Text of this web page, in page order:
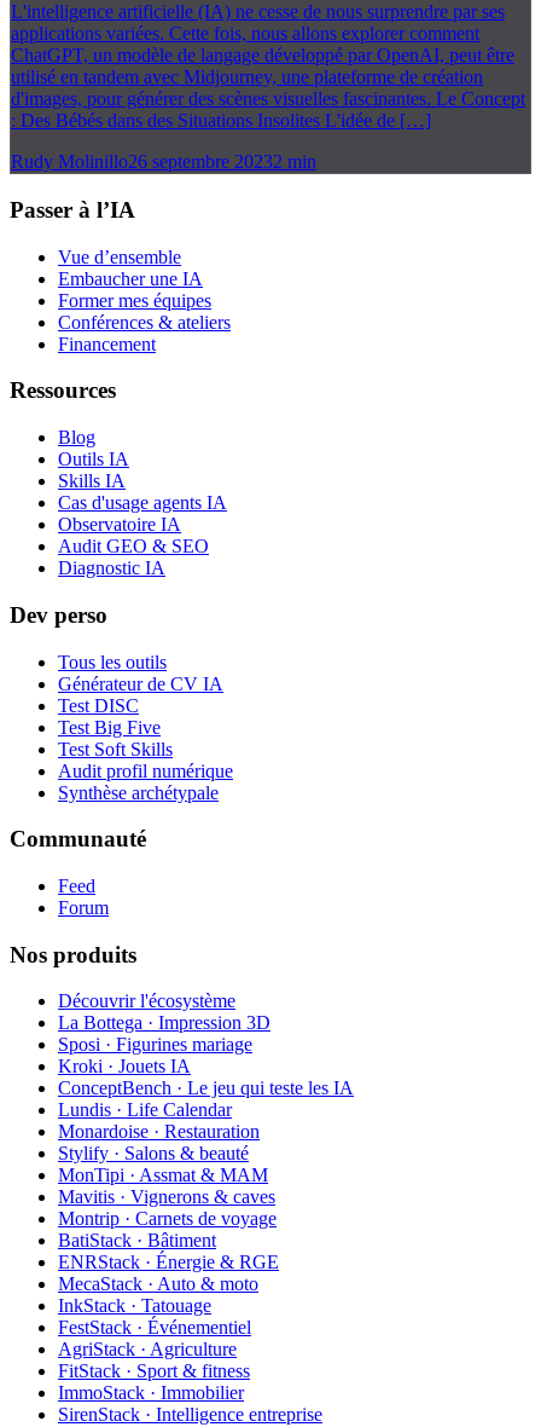
L'intelligence artificielle (IA) ne cesse de nous surprendre par ses
applications variées. Cette fois, nous allons explorer comment
ChatGPT, un modèle de langage développé par OpenAI, peut être
utilisé en tandem avec Midjourney, une plateforme de création
d'images, pour générer des scènes visuelles fascinantes. Le Concept
: Des Bébés dans des Situations Insolites L'idée de […]
Rudy Molinillo26 septembre 20232 min
Passer à l’IA
Vue d’ensemble
Embaucher une IA
Former mes équipes
Conférences & ateliers
Financement
Ressources
Blog
Outils IA
Skills IA
Cas d'usage agents IA
Observatoire IA
Audit GEO & SEO
Diagnostic IA
Dev perso
Tous les outils
Générateur de CV IA
Test DISC
Test Big Five
Test Soft Skills
Audit profil numérique
Synthèse archétypale
Communauté
Feed
Forum
Nos produits
Découvrir l'écosystème
La Bottega · Impression 3D
Sposi · Figurines mariage
Kroki · Jouets IA
ConceptBench · Le jeu qui teste les IA
Lundis · Life Calendar
Monardoise · Restauration
Stylify · Salons & beauté
MonTipi · Assmat & MAM
Mavitis · Vignerons & caves
Montrip · Carnets de voyage
BatiStack · Bâtiment
ENRStack · Énergie & RGE
MecaStack · Auto & moto
InkStack · Tatouage
FestStack · Événementiel
AgriStack · Agriculture
FitStack · Sport & fitness
ImmoStack · Immobilier
SirenStack · Intelligence entreprise